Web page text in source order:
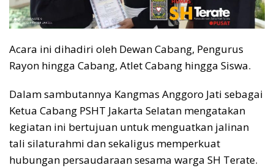
Acara ini dihadiri oleh Dewan Cabang, Pengurus
Rayon hingga Cabang, Atlet Cabang hingga Siswa.
Dalam sambutannya Kangmas Anggoro Jati sebagai
Ketua Cabang PSHT Jakarta Selatan mengatakan
kegiatan ini bertujuan untuk menguatkan jalinan
tali silaturahmi dan sekaligus memperkuat
hubungan persaudaraan sesama warga SH Terate.